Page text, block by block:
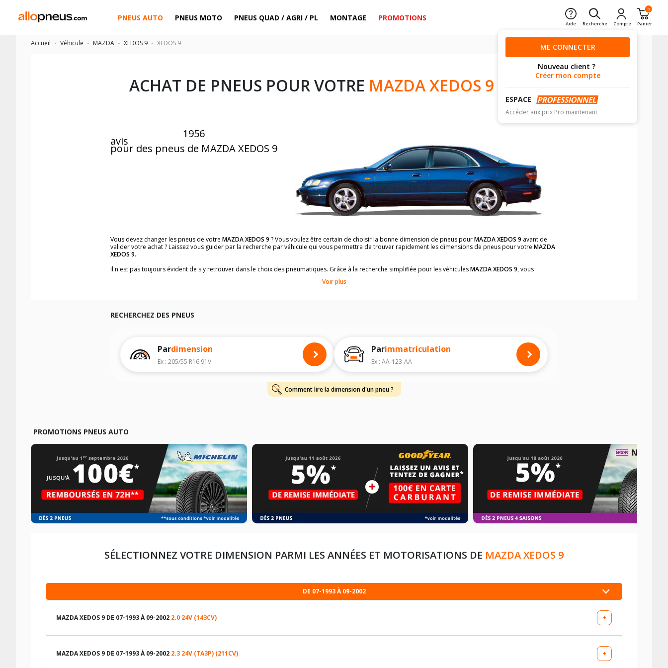
PNEUS AUTO PNEUS MOTO PNEUS QUAD / AGRI / PL MONTAGE PROMOTIONS
Aide Recherche Compte
0
Panier
ME CONNECTER
Nouveau client ?
Créer mon compte
ESPACE
Accéder aux prix Pro maintenant
Accueil Véhicule MAZDA XEDOS 9 XEDOS 9
ACHAT DE PNEUS POUR VOTRE MAZDA XEDOS 9
1956
avis
pour des pneus de MAZDA XEDOS 9
Vous devez changer les pneus de votre MAZDA XEDOS 9 ? Vous voulez être certain de choisir la bonne dimension de pneus pourMAZDA XEDOS 9 avant de
valider votre achat ? Laissez vous guider par la recherche par véhicule qui vous permettra de trouver rapidement les dimensions de pneus pour votre MAZDA
XEDOS 9.
Il n'est pas toujours évident de s'y retrouver dans le choix des pneumatiques. Grâce à la recherche simplifiée pour les véhiculesMAZDA XEDOS 9, vous
Vous ne savez pas comment trouver les dimensions de vos pneus ? Ces informations sont indiquées sur le flanc des pneumatiques, dans le carnet de bord du
véhicule, sans oublier les indices de charge et de vitesse, indispensables pour que votre dimension soit complète.
Voir plus
RECHERCHEZ DES PNEUS
Pardimension
Ex : 205/55 R16 91V
Parimmatriculation
Ex : AA-123-AA
Comment lire la dimension d'un pneu ?
PROMOTIONS PNEUS AUTO
SÉLECTIONNEZ VOTRE DIMENSION PARMI LES ANNÉES ET MOTORISATIONS DE MAZDA XEDOS 9
DE 07-1993 À 09-2002
MAZDA XEDOS 9 DE 07-1993 À 09-2002 2.0 24V (143CV) +
LES DIMENSIONS COMPATIBLES
MAZDA XEDOS 9 DE 07-1993 À 09-2002 2.3 24V (TA3P) (211CV) +